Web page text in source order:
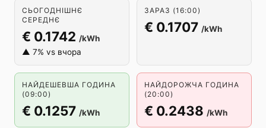
СЬОГОДНІШНЄ
СЕРЕДНЄ
€ 0.1742 /kWh
▲ 7% vs вчора
ЗАРАЗ (16:00)
€ 0.1707 /kWh
НАЙДЕШЕВША ГОДИНА
(09:00)
€ 0.1257 /kWh
НАЙДОРОЖЧА ГОДИНА
(20:00)
€ 0.2438 /kWh